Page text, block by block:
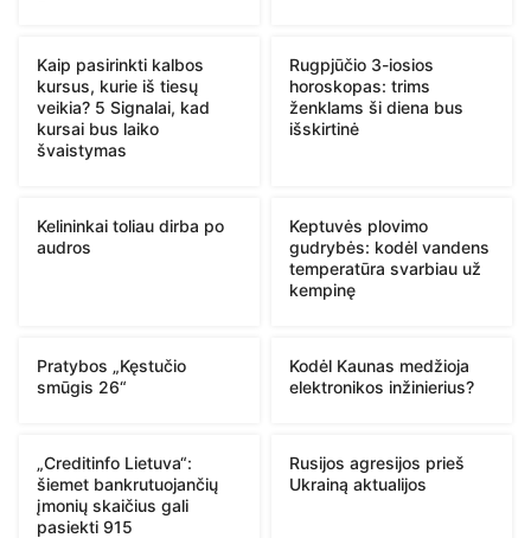
Kaip pasirinkti kalbos
kursus, kurie iš tiesų
veikia? 5 Signalai, kad
kursai bus laiko
švaistymas
Rugpjūčio 3-iosios
horoskopas: trims
ženklams ši diena bus
išskirtinė
Kelininkai toliau dirba po
audros
Keptuvės plovimo
gudrybės: kodėl vandens
temperatūra svarbiau už
kempinę
Pratybos „Kęstučio
smūgis 26“
Kodėl Kaunas medžioja
elektronikos inžinierius?
„Creditinfo Lietuva“:
šiemet bankrutuojančių
įmonių skaičius gali
pasiekti 915
Rusijos agresijos prieš
Ukrainą aktualijos